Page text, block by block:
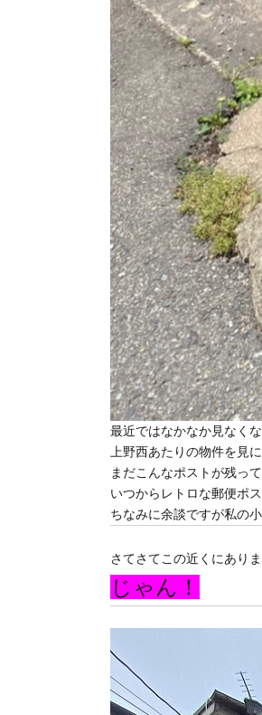
最近ではなかなか見なくな
上野西あたりの物件を見
まだこんなポストが残っ
いつからレトロな郵便ポ
ちなみに余談ですが私の
さてさてこの近くにあり
じゃん！